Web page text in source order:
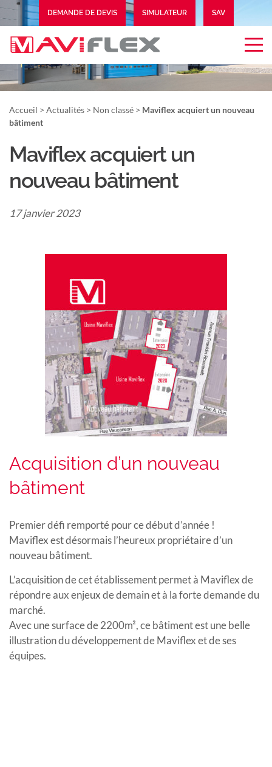
DEMANDE DE DEVIS SIMULATEUR SAV
EXTRANET
Accueil > Actualités > Non classé > Maviflex acquiert un nouveau
bâtiment
Maviflex acquiert un
nouveau bâtiment
17 janvier 2023
Acquisition d’un nouveau
bâtiment
Premier défi remporté pour ce début d’année !
Maviflex est désormais l’heureux propriétaire d’un
nouveau bâtiment.
L’acquisition de cet établissement permet à Maviflex de
répondre aux enjeux de demain et à la forte demande du
marché.
Avec une surface de 2200m², ce bâtiment est une belle
illustration du développement de Maviflex et de ses
équipes.